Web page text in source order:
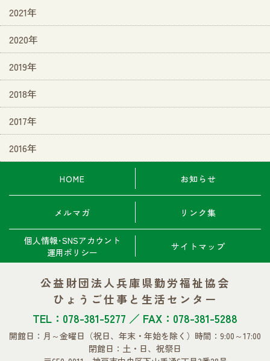
2021年
2020年
2019年
2018年
2017年
2016年
HOME お知らせ
メルマガ リンク集
個人情報･SNSアカウント
運用ポリシー
サイトマップ
公益財団法人兵庫県勤労福祉協会
ひょうご仕事と生活センター
TEL：078-381-5277 ／ FAX：078-381-5288
開館日：月～金曜日 （祝日、年末・年始を除く） 時間：9:00～17:00
閉館日：土・日、祝祭日